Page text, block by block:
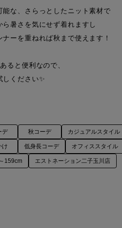
能な、さらっとしたニット素材で
ら暑さを気にせず着れますし
ナーを重ねれば秋まで使えます！
ると便利なので、
しください✨
デ 秋コーデ カジュアルスタイル
け 低身長コーデ オフィススタイル
159cm エストネーション二子玉川店